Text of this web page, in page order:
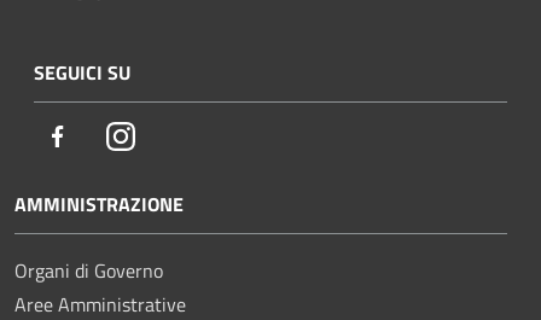
SEGUICI SU
FacebookInstagram
AMMINISTRAZIONE
Organi di Governo
Aree Amministrative